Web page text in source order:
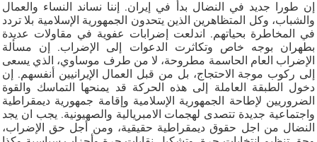
إن طورا جديد في النضال بدأ في إيران. إننا نساند النساء والعمال
والشباب، وكل المتظاهرين الذين يتحدون الجمهورية الإسلامية بلا تردد
في المخاطرة بحياتهم. اندلعت إضرابات عفوية في مقاولات عديدة
بطهران بوجه خاص وتكاثرت الدعوات إلى الإضراب. إن مسألة
الإضراب العام الحاسمة مطروحة، لا من طرف موساوي، الذي يسعى
إلى ركوب موجة الاحتجاج، بل من قبل العمال الإيرانيين أنفسهم. إن
دخول الطبقة العاملة إلى هذه الحركة قد يمنحها التماسك والقوة
الضروريين لإطاحة الجمهورية الإسلامية وإقامة جمهورية ديمقراطية
واجتماعية جديدة تتصدى لهجمات الامبريالية والصهيونية. يجب ان يجد
النضال من اجل حقوق ديمقراطية حقيقية، ومن أجل حق الإضراب،